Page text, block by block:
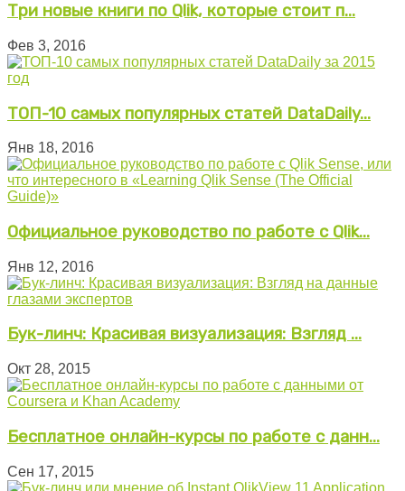
Три новые книги по Qlik, которые стоит п...
Фев 3, 2016
ТОП-10 самых популярных статей DataDaily...
Янв 18, 2016
Официальное руководство по работе с Qlik...
Янв 12, 2016
Бук-линч: Красивая визуализация: Взгляд ...
Окт 28, 2015
Бесплатное онлайн-курсы по работе с данн...
Сен 17, 2015